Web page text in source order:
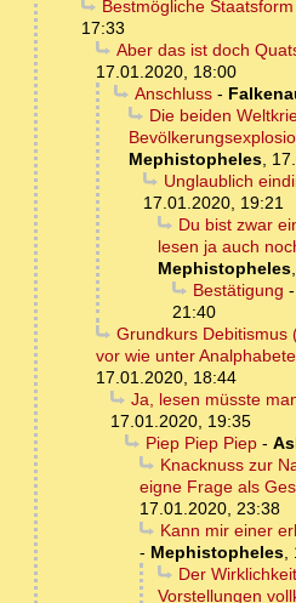
Bestmögliche Staatsform
17:33
Aber das ist doch
17.01.2020, 18:00
Anschluss-
Die beiden
Mephistopheles,
Unglaublich
17.01.2020, 19:21
Du bist zwar
lesen ja auch
Mephistopheles,
Bestätigung -
21:40
Grundkurs Debitismus
vor wie unter
17.01.2020, 18:44
Ja, lesen müsste
17.01.2020, 19:35
Piep Piep Piep-
Knacknuss zur
eigne Frage als
17.01.2020, 23:38
Kann mir einer
- Mephistopheles,
Der
Vorstellungen